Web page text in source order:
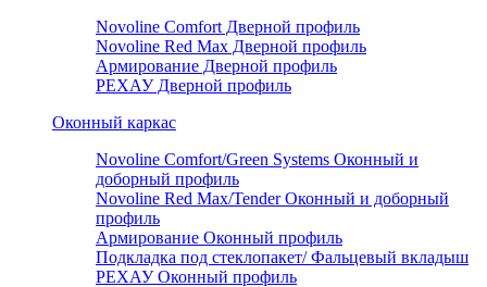
Novoline Comfort Дверной профиль
Novoline Red Мax Дверной профиль
Армирование Дверной профиль
РЕХАУ Дверной профиль
Оконный каркас
Novoline Comfort/Green Systems Оконный и
доборный профиль
Novoline Red Max/Tender Оконный и доборный
профиль
Армирование Оконный профиль
Подкладка под стеклопакет/ Фальцевый вкладыш
РЕХАУ Оконный профиль